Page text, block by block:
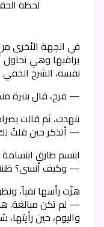
لحظة
في الجهة الأخرى
يراقبها وهي تحاول
نفسه، الشرخ الخفي
— فرح، قال بنبرة
تنهدت، ثم قالت
— أتذكر حين قلتُ
ابتسم طارق
— وكيف أنسى؟
هزّت رأسها نفياً،
— لم تكن مبالغة.
واليوم، حين